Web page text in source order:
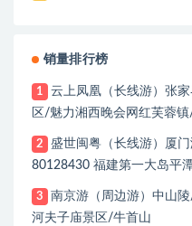
销量排行榜
1
云上凤凰（长线游）张
区/魅力湘西晚会网红芙蓉
2
盛世闽粤（长线游）厦
80128430 福建第一大岛平
3
南京游（周边游）中山
河夫子庙景区/牛首山